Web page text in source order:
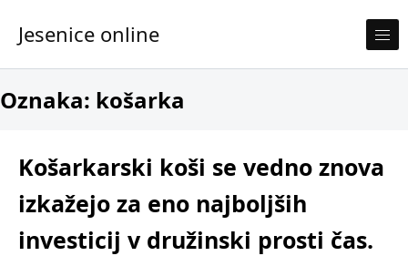
Skip to content
Jesenice online
Oznaka: košarka
Košarkarski koši se vedno znova
izkažejo za eno najboljših
investicij v družinski prosti čas.